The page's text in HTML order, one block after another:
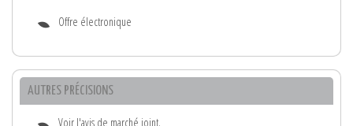
Offre électronique
AUTRES PRÉCISIONS
Voir l'avis de marché joint.